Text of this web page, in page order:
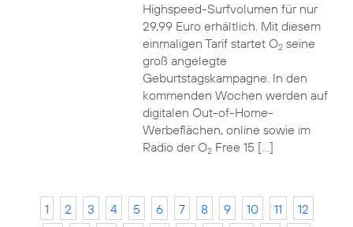
Highspeed-Surfvolumen für nur
29,99 Euro erhältlich. Mit diesem
einmaligen Tarif startet O2seine
groß angelegte
Geburtstagskampagne. In den
kommenden Wochen werden auf
digitalen Out-of-Home-
Werbeflächen, online sowie im
Radio der O2Free 15 […]
1 2 3 4 5 6 7 8 9 10 11
12